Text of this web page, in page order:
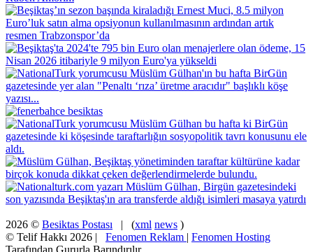
2026 © Besiktas Postası | (xml news )
© Telif Hakkı 2026 | Fenomen Reklam | Fenomen Hosting